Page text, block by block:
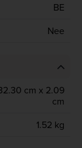
BE
Nee
cm x 2.09
cm
1.52 kg